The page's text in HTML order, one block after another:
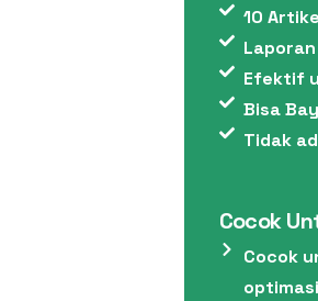
10
Efektif
Bisa
Tidak
Cocok
Cocok